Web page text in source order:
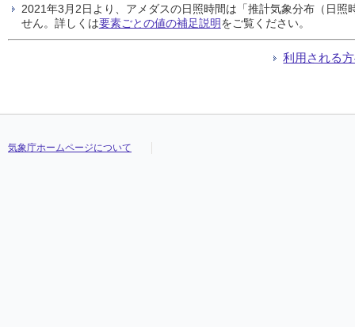
2021年3月2日より、アメダスの日照時間は「推計気象分布（日
せん。詳しくは要素ごとの値の補足説明をご覧ください。
利用される
気象庁ホームページについて